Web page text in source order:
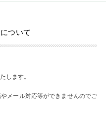
ついて
します。
メール対応等ができませんのでご